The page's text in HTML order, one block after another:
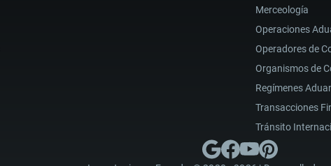
Merceología
Operaciones
Operadores de
Organismos de
Regímenes
Transacciones
Tránsito